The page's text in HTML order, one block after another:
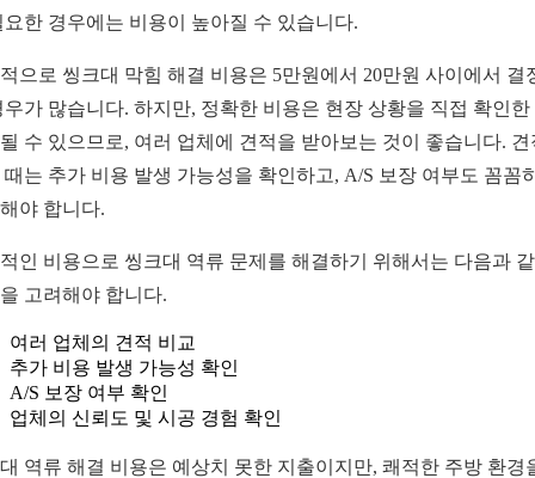
요한 경우에는 비용이 높아질 수 있습니다.
으로 씽크대 막힘 해결 비용은 5만원에서 20만원 사이에서 결
우가 많습니다. 하지만, 정확한 비용은 현장 상황을 직접 확인한
수 있으므로, 여러 업체에 견적을 받아보는 것이 좋습니다. 견
때는 추가 비용 발생 가능성을 확인하고, A/S 보장 여부도 꼼꼼
야 합니다.
인 비용으로 씽크대 역류 문제를 해결하기 위해서는 다음과
고려해야 합니다.
여러 업체의 견적 비교
추가 비용 발생 가능성 확인
A/S 보장 여부 확인
업체의 신뢰도 및 시공 경험 확인
역류 해결 비용은 예상치 못한 지출이지만, 쾌적한 주방 환경